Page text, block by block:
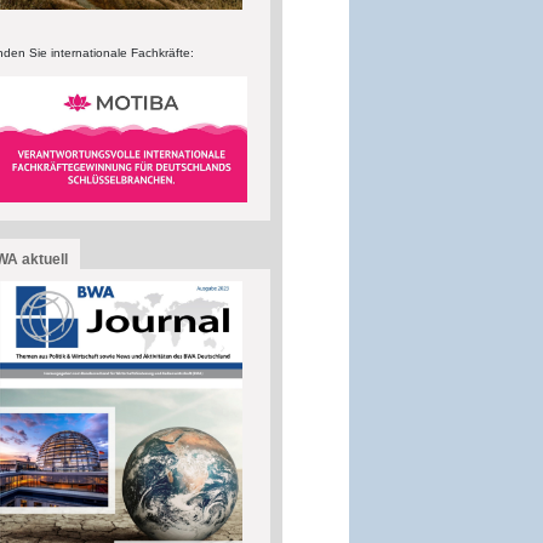
Sie internationale Fachkräfte:
aktuell